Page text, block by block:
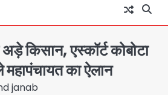
किसान, एस्कॉर्ट कोबोटा
का ऐलान
janab